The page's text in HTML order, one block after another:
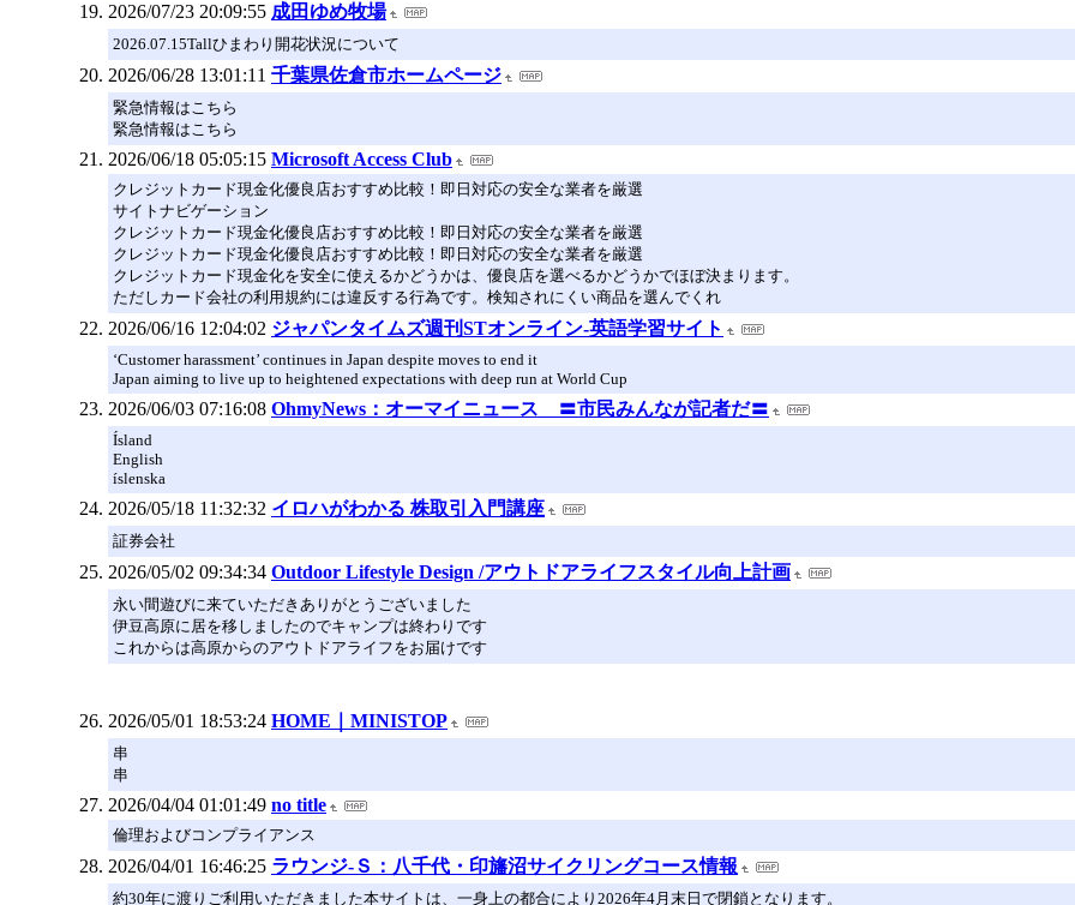
2026/07/23 20:09:55 成田ゆめ牧場
2026.07.15Tallひまわり開花状況について
2026/06/28 13:01:11 千葉県佐倉市ホームページ
緊急情報はこちら
緊急情報はこちら
2026/06/18 05:05:15 Microsoft Access Club
クレジットカード現金化優良店おすすめ比較！即日対応の安全な業者を厳選
サイトナビゲーション
クレジットカード現金化優良店おすすめ比較！即日対応の安全な業者を厳選
クレジットカード現金化優良店おすすめ比較！即日対応の安全な業者を厳選
クレジットカード現金化を安全に使えるかどうかは、優良店を選べるかどうかでほぼ決まります。
ただしカード会社の利用規約には違反する行為です。検知されにくい商品を選んでくれ
2026/06/16 12:04:02 ジャパンタイムズ週刊STオンライン-英語学習サイト
‘Customer harassment’ continues in Japan despite moves to end it
Japan aiming to live up to heightened expectations with deep run at World Cup
2026/06/03 07:16:08 OhmyNews：オーマイニュース 〓市民みんなが記者だ〓
Ísland
English
íslenska
2026/05/18 11:32:32 イロハがわかる 株取引入門講座
証券会社
2026/05/02 09:34:34 Outdoor Lifestyle Design /アウトドアライフスタイル向上計画
永い間遊びに来ていただきありがとうございました
伊豆高原に居を移しましたのでキャンプは終わりです
これからは高原からのアウトドアライフをお届けです
2026/05/01 18:53:24 HOME｜MINISTOP
串
串
2026/04/04 01:01:49 no title
倫理およびコンプライアンス
2026/04/01 16:46:25 ラウンジ-Ｓ：八千代・印旛沼サイクリングコース情報
約30年に渡りご利用いただきました本サイトは、一身上の都合により2026年4月末日で閉鎖となります。